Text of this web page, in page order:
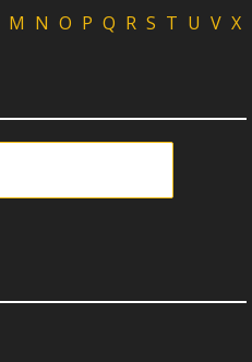
M N O P Q R S T U V X